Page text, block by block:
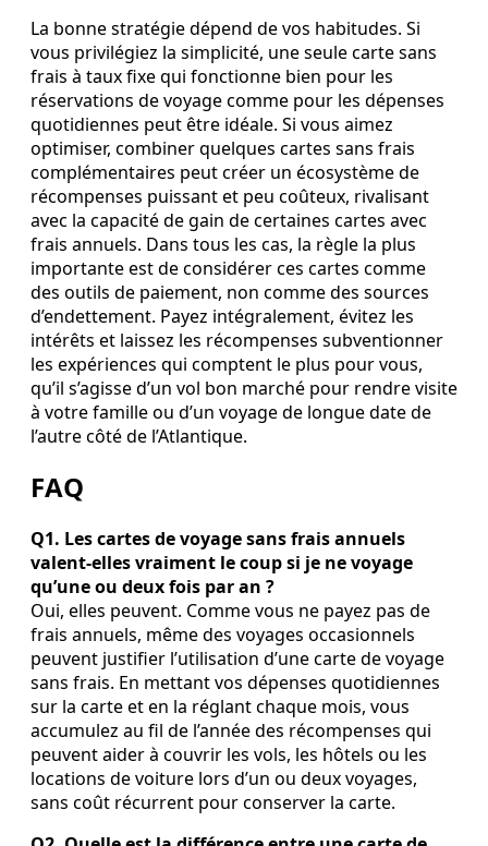
La bonne stratégie dépend de vos habitudes. Si
vous privilégiez la simplicité, une seule carte sans
frais à taux fixe qui fonctionne bien pour les
réservations de voyage comme pour les dépenses
quotidiennes peut être idéale. Si vous aimez
optimiser, combiner quelques cartes sans frais
complémentaires peut créer un écosystème de
récompenses puissant et peu coûteux, rivalisant
avec la capacité de gain de certaines cartes avec
frais annuels. Dans tous les cas, la règle la plus
importante est de considérer ces cartes comme
des outils de paiement, non comme des sources
d’endettement. Payez intégralement, évitez les
intérêts et laissez les récompenses subventionner
les expériences qui comptent le plus pour vous,
qu’il s’agisse d’un vol bon marché pour rendre visite
à votre famille ou d’un voyage de longue date de
l’autre côté de l’Atlantique.
FAQ
Q1. Les cartes de voyage sans frais annuels
valent‑elles vraiment le coup si je ne voyage
qu’une ou deux fois par an ?
Oui, elles peuvent. Comme vous ne payez pas de
frais annuels, même des voyages occasionnels
peuvent justifier l’utilisation d’une carte de voyage
sans frais. En mettant vos dépenses quotidiennes
sur la carte et en la réglant chaque mois, vous
accumulez au fil de l’année des récompenses qui
peuvent aider à couvrir les vols, les hôtels ou les
locations de voiture lors d’un ou deux voyages,
sans coût récurrent pour conserver la carte.